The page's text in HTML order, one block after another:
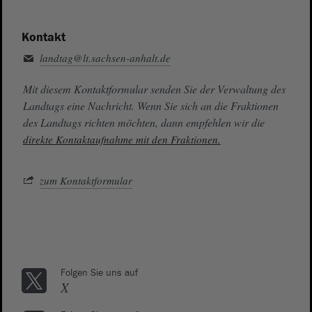
Kontakt
landtag@lt.sachsen-anhalt.de
Mit diesem Kontaktformular senden Sie der Verwaltung des
Landtags eine Nachricht. Wenn Sie sich an die Fraktionen
des Landtags richten möchten, dann empfehlen wir die
direkte Kontaktaufnahme mit den Fraktionen.
zum Kontaktformular
Folgen Sie uns auf
X